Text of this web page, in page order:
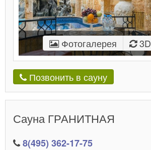
Фотогалерея 3D
Позвонить в сауну
Сауна ГРАНИТНАЯ
8(495) 362-17-75